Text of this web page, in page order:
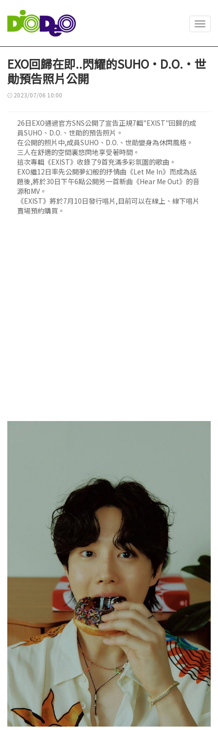
EXO回歸在即..閃耀的SUHO·D.O.·世
勛預告照片公開
2023/07/06 10:00
26日EXO通過官方SNS公開了宣告正規7輯"EXIST"回歸的成
員SUHO、D.O.、世勛的預告照片。
在公開的照片中,成員SUHO、D.O.、世勛變身為休閑風格。
三人在舒適的空間裏悠閑地享受著時間。
這次專輯《EXIST》收錄了9首充滿多彩氛圍的歌曲。
EXO繼12日率先公開夢幻般的抒情曲《Let Me In》而成為話
題後,將於30日下午6點公開另一首新曲《Hear Me Out》的音
源和MV。
《EXIST》將於7月10日發行唱片,目前可以在線上、線下唱片
賣場預約購買。